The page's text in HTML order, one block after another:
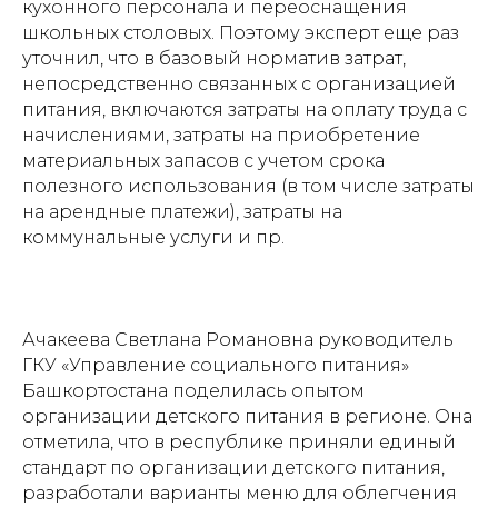
кухонного персонала и переоснащения
школьных столовых. Поэтому эксперт еще раз
уточнил, что в базовый норматив затрат,
непосредственно связанных с организацией
питания, включаются затраты на оплату труда с
начислениями, затраты на приобретение
материальных запасов с учетом срока
полезного использования (в том числе затраты
на арендные платежи), затраты на
коммунальные услуги и пр.
Ачакеева Светлана Романовна руководитель
ГКУ «Управление социального питания»
Башкортостана поделилась опытом
организации детского питания в регионе. Она
отметила, что в республике приняли единый
стандарт по организации детского питания,
разработали варианты меню для облегчения